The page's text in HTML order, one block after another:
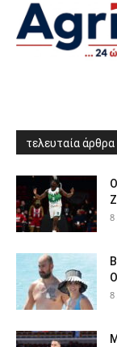
τελευταία άρθρα
8
8